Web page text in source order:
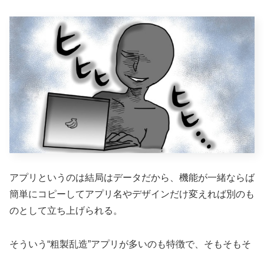
アプリというのは結局はデータだから、機能が一緒ならば
簡単にコピーしてアプリ名やデザインだけ変えれば別のも
のとして立ち上げられる。
そういう“粗製乱造”アプリが多いのも特徴で、そもそもそ